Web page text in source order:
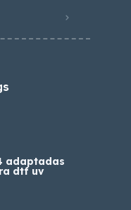
adaptadas
dtf uv